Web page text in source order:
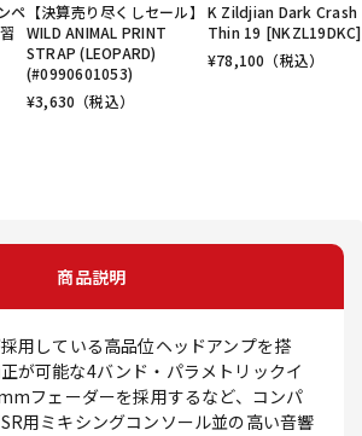
ペ 【決算売り尽くしセール】
WILD ANIMAL PRINT
STRAP (LEOPARD)
(#0990601053)
¥3,630 （税込）
K Zildjian Dark Crash
Thin 19 [NKZL19DKC]
¥78,100 （税込）
商品説明
用している高品位ヘッドアンプを搭
が可能な4バンド・パラメトリックイ
フェーダーを採用するなど、コンパ
用ミキシングコンソール並の高い音響